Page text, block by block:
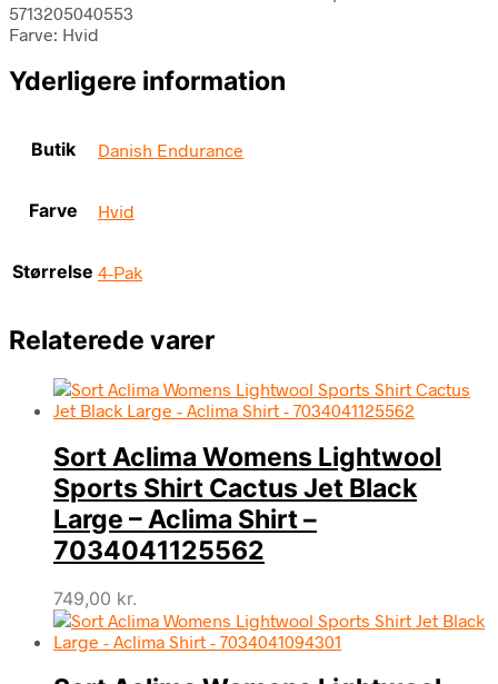
5713205040553
Farve: Hvid
Yderligere information
Butik Danish Endurance
Farve Hvid
Størrelse 4-Pak
Relaterede varer
Sort Aclima Womens Lightwool
Sports Shirt Cactus Jet Black
Large – Aclima Shirt –
7034041125562
749,00 kr.